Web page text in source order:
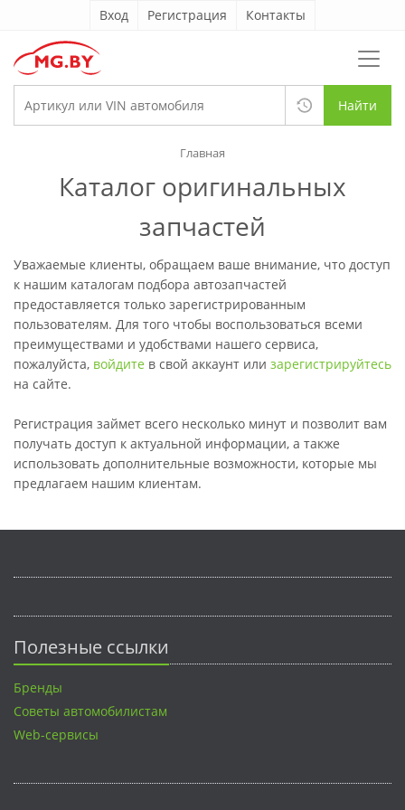
Вход Регистрация Контакты
Найти
Каталог оригинальных
запчастей
Главная
Уважаемые клиенты, обращаем ваше внимание, что доступ
к нашим каталогам подбора автозапчастей
предоставляется только зарегистрированным
пользователям. Для того чтобы воспользоваться всеми
преимуществами и удобствами нашего сервиса,
пожалуйста, войдите в свой аккаунт или зарегистрируйтесь
на сайте.
Регистрация займет всего несколько минут и позволит вам
получать доступ к актуальной информации, а также
использовать дополнительные возможности, которые мы
предлагаем нашим клиентам.
Полезные ссылки
Бренды
Советы автомобилистам
Web-сервисы